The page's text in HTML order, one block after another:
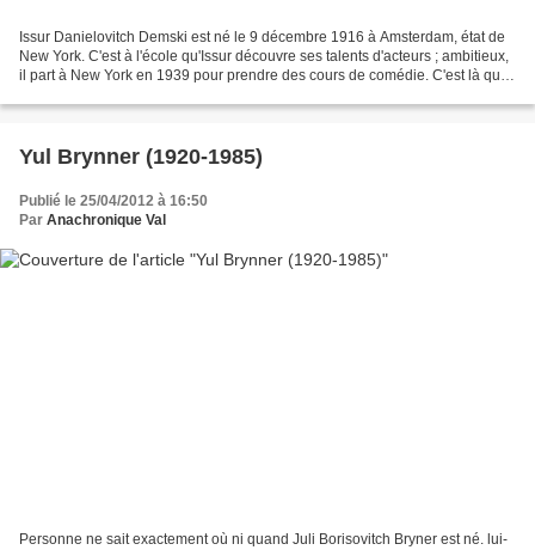
Issur Danielovitch Demski est né le 9 décembre 1916 à Amsterdam, état de
New York. C'est à l'école qu'Issur découvre ses talents d'acteurs ; ambitieux,
il part à New York en 1939 pour prendre des cours de comédie. C'est là qu'il
Yul Brynner (1920-1985)
Publié le 25/04/2012 à 16:50
Par Anachronique Val
Personne ne sait exactement où ni quand Juli Borisovitch Bryner est né. lui-